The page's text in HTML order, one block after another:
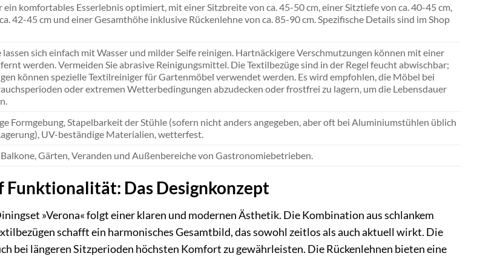
komfortables Esserlebnis optimiert, mit einer Sitzbreite von ca. 45-50 cm, einer Sitztiefe von ca. 40-45 cm,
42-45 cm und einer Gesamthöhe inklusive Rückenlehne von ca. 85-90 cm. Spezifische Details sind im Shop
sich einfach mit Wasser und milder Seife reinigen. Hartnäckigere Verschmutzungen können mit einer
werden. Vermeiden Sie abrasive Reinigungsmittel. Die Textilbezüge sind in der Regel feucht abwischbar;
können spezielle Textilreiniger für Gartenmöbel verwendet werden. Es wird empfohlen, die Möbel bei
oder extremen Wetterbedingungen abzudecken oder frostfrei zu lagern, um die Lebensdauer
Formgebung, Stapelbarkeit der Stühle (sofern nicht anders angegeben, aber oft bei Aluminiumstühlen üblich
UV-beständige Materialien, wetterfest.
Gärten, Veranden und Außenbereiche von Gastronomiebetrieben.
Das Designkonzept
»Verona« folgt einer klaren und modernen Ästhetik. Die Kombination aus schlankem
schafft ein harmonisches Gesamtbild, das sowohl zeitlos als auch aktuell wirkt. Die
bei längeren Sitzperioden höchsten Komfort zu gewährleisten. Die Rückenlehnen bieten eine